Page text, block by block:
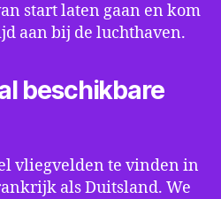
start laten gaan en kom
aan bij de luchthaven.
beschikbare
vliegvelden te vinden in
als Duitsland. We